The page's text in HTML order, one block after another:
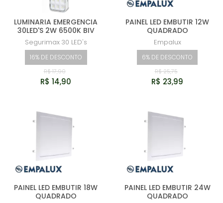
LUMINARIA EMERGENCIA
30LED'S 2W 6500K BIV
Segurimax 30 LED's
16% DE DESCONTO
R$ 17,90
R$ 14,90
PAINEL LED EMBUTIR 12W
QUADRADO
Empalux
6% DE DESCONTO
R$ 25,75
R$ 23,99
PAINEL LED EMBUTIR 18W
QUADRADO
PAINEL LED EMBUTIR 24W
QUADRADO